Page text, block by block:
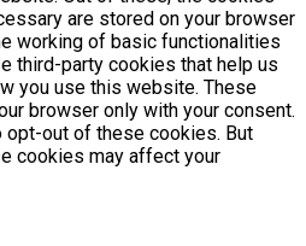
are stored on your browser
working of basic functionalities
third-party cookies that help us
you use this website. These
browser only with your consent.
opt-out of these cookies. But
cookies may affect your